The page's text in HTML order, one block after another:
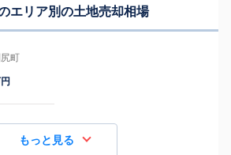
エリア別の土地売却相場
町
もっと見る